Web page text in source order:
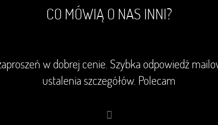
CO MÓWIĄ O NAS INNI?
w dobrej cenie. Szybka odpowiedź
ustalenia szczegółów. Polecam